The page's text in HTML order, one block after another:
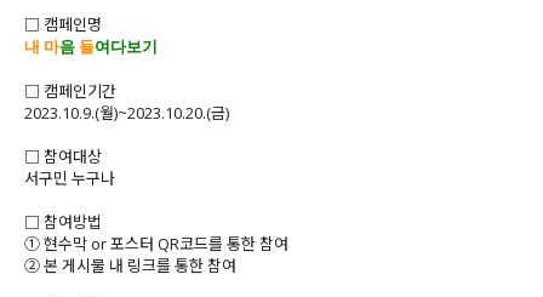
□ 캠페인명
내 마음 들여다보기
□ 캠페인기간
2023.10.9.(월)~2023.10.20.(금)
□ 참여대상
서구민 누구나
□ 참여방법
① 현수막 or 포스터 QR코드를 통한 참여
② 본 게시물 내 링크를 통한 참여